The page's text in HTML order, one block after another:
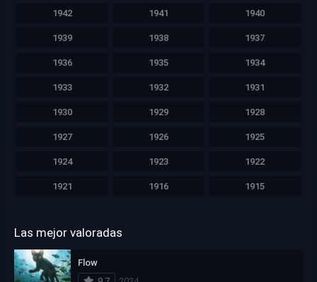
1942 1941 1940
1939 1938 1937
1936 1935 1934
1933 1932 1931
1930 1929 1928
1927 1926 1925
1924 1923 1922
1921 1916 1915
Las mejor valoradas
Flow